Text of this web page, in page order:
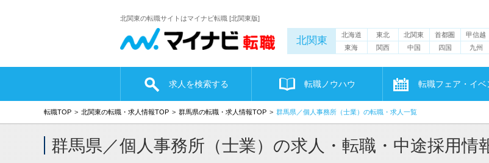
北関東の転職サイトはマイナビ転職 [北関東版]
北関東 北海道 東北 北関東 首都圏 甲信越
東海
関西 中国 四国 九州
求人を検索する 転職ノウハウ 転職フェア・イベ
転職TOP 北関東の転職・求人情報TOP 群馬県の転職・求人情報TOP 群馬県／個人事務所（士業）の転職・求人一覧
群馬県／個人事務所（士業）の求人・転職・中途採用情